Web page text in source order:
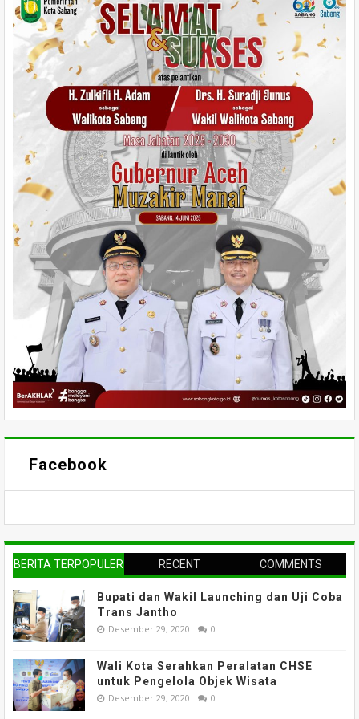
Facebook
BERITA TERPOPULER RECENT COMMENTS
Bupati dan Wakil Launching dan Uji Coba
Trans Jantho
Desember 29, 2020 0
Wali Kota Serahkan Peralatan CHSE
untuk Pengelola Objek Wisata
Desember 29, 2020 0